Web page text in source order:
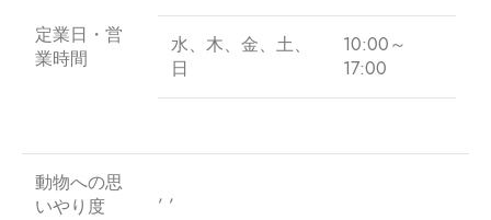
定業日・営
業時間
水、木、金、土、
日
10:00～
17:00
動物への思
いやり度
, ,